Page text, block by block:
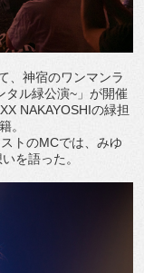
、神宿のワンマンラ
タル緑公演~」が開催
NAKAYOSHIの緑担
。
トのMCでは、みゆ
を語った。